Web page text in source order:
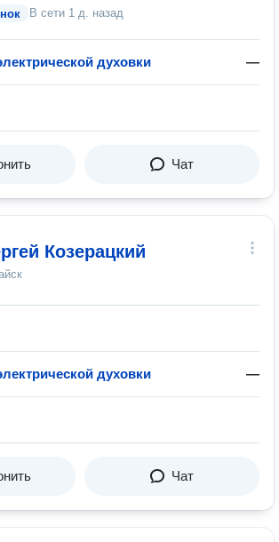
В сети 1 д. назад
духовки —
Чат
Козерацкий
духовки —
Чат